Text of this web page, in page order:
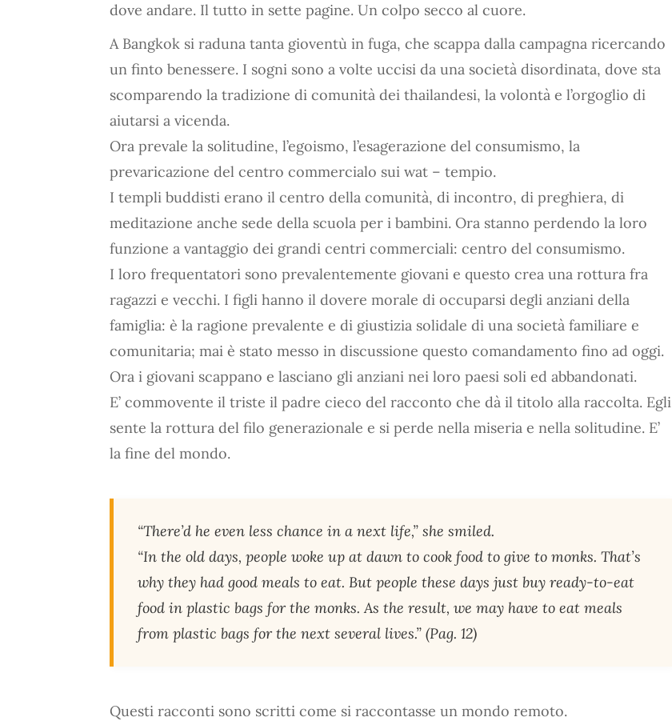
dove andare. Il tutto in sette pagine. Un colpo secco al cuore.
A Bangkok si raduna tanta gioventù in fuga, che scappa dalla campagna ricercando
un finto benessere. I sogni sono a volte uccisi da una società disordinata, dove sta
scomparendo la tradizione di comunità dei thailandesi, la volontà e l’orgoglio di
aiutarsi a vicenda.
Ora prevale la solitudine, l’egoismo, l’esagerazione del consumismo, la
prevaricazione del centro commercialo sui wat – tempio.
I templi buddisti erano il centro della comunità, di incontro, di preghiera, di
meditazione anche sede della scuola per i bambini. Ora stanno perdendo la loro
funzione a vantaggio dei grandi centri commerciali: centro del consumismo.
I loro frequentatori sono prevalentemente giovani e questo crea una rottura fra
ragazzi e vecchi. I figli hanno il dovere morale di occuparsi degli anziani della
famiglia: è la ragione prevalente e di giustizia solidale di una società familiare e
comunitaria; mai è stato messo in discussione questo comandamento fino ad oggi.
Ora i giovani scappano e lasciano gli anziani nei loro paesi soli ed abbandonati.
E’ commovente il triste il padre cieco del racconto che dà il titolo alla raccolta. Egli
sente la rottura del filo generazionale e si perde nella miseria e nella solitudine. E’
la fine del mondo.
“There’d he even less chance in a next life,” she smiled.
“In the old days, people woke up at dawn to cook food to give to monks. That’s
why they had good meals to eat. But people these days just buy ready-to-eat
food in plastic bags for the monks. As the result, we may have to eat meals
from plastic bags for the next several lives.” (Pag. 12)
Questi racconti sono scritti come si raccontasse un mondo remoto.